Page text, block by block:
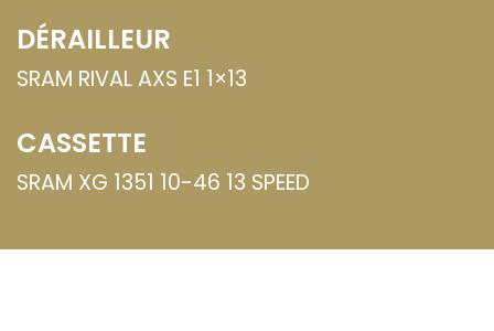
DÉRAILLEUR
SRAM RIVAL AXS E1 1×13
CASSETTE
SRAM XG 1351 10-46 13 SPEED